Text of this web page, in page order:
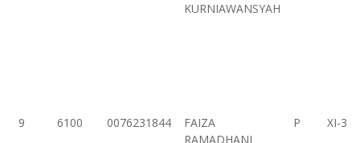
KURNIAWANSYAH
9 6100 0076231844
FAIZA
RAMADHANI
P XI-3